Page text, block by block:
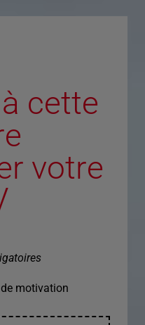
cette
votre
motivation